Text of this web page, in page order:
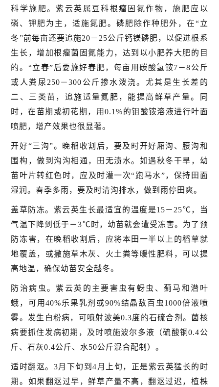
科学施肥。紫云英属豆科根瘤固氮作物，施肥应以
磷、钾肥为主，适施氮肥。磷肥除作种肥外，在“立
冬”前每亩还要追施20－25公斤钙镁磷肥，以促进根系
生长，增加根瘤菌固氮能力，达到以小肥养大肥的目
的。“立春”后要施好春肥，每亩用碳酸氢铵7－8公斤
或人粪尿250－300公斤掺水泼浇。尤其是生长差的
二、三类苗，追施适量氮肥，能提高鲜草产量。同
时，在苗期或初花期，用0.1%的钼酸铵溶液进行叶面
喷肥，增产效果也很显著。
开好“三沟”。晚稻收割后，要及时开好厢沟、腰沟和
围构，做到沟沟相通，田无渍水。如遇秋冬干旱，幼
苗叶片转红色时，应及时灌一次“跑马水”，保持田面
湿润。春季多雨，要及时清沟排水，做到雨停田爽。
盖草防冻。紫云英生长最适宜的温度是15－25℃，当
气温下降到低于－3℃时，幼苗就会遭受冻害。为了预
防冻害，在晚稻收割后，应将本田一半以上的稻草就
地覆盖，或撒施草木灰、火土粪等暖性肥料，可以提
高地温，确保幼苗安全越冬。
防治病虫。紫云英的主要害虫有蚜虫、蓟马和潜叶
蛾，可用40%乐果乳剂或90%结晶敌百虫1000倍液喷
雾。发生白粉病，可喷射波美0.3度的石硫合剂。菌核
病要抓住发病初期，及时喷施波尔多液（硫酸铜0.4公
斤、石灰0.4公斤、水50公斤混合配制）。
适时翻沤。3月下旬到4月上旬，正是紫云英猛长的时
期。如果翻沤过早，鲜草产量不高，翻沤过迟，植株